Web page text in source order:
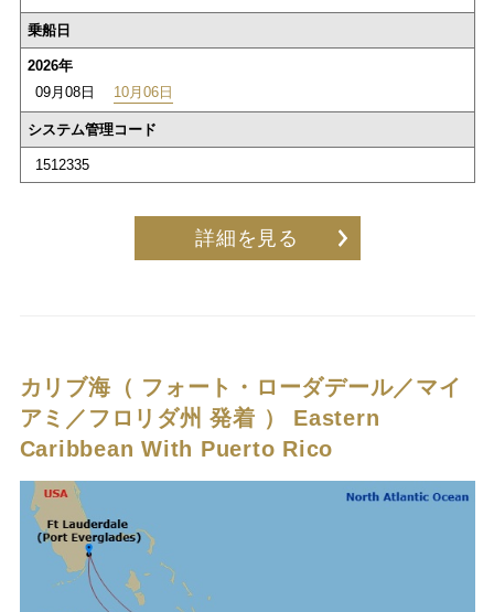
乗船日
2026年
09月08日
10月06日
システム管理コード
1512335
詳細を見る
カリブ海（ フォート・ローダデール／マイ
アミ／フロリダ州 発着 ） Eastern
Caribbean With Puerto Rico